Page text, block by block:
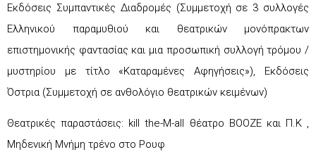
Εκδόσεις Συμπαντικές Διαδρομές (Συμμετοχή σε 3 συλλογές
Ελληνικού παραμυθιού και θεατρικών μονόπρακτων
επιστημονικής φαντασίας και μια προσωπική συλλογή τρόμου /
μυστηρίου με τίτλο «Καταραμένες Αφηγήσεις»), Εκδόσεις
Όστρια (Συμμετοχή σε ανθολόγιο θεατρικών κειμένων)
Θεατρικές παραστάσεις: kill the-M-all θέατρο BOOZE και Π.Κ ,
Μηδενική Μνήμη τρένο στο Ρουφ